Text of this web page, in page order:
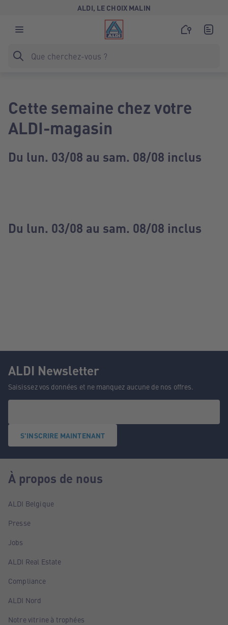
ALDI, LE CHOIX MALIN
Cette semaine chez votre
ALDI-magasin
Du lun. 03/08 au sam. 08/08 inclus
Du lun. 03/08 au sam. 08/08 inclus
ALDI Newsletter
Saisissez vos données et ne manquez aucune de nos offres.
S'INSCRIRE MAINTENANT
À propos de nous
ALDI Belgique
Presse
Jobs
ALDI Real Estate
Compliance
ALDI Nord
Notre vitrine à trophées